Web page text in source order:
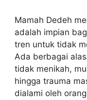
Mamah Dedeh
adalah impian
tren untuk tidak
Ada berbagai
tidak menikah,
hingga trauma
dialami oleh